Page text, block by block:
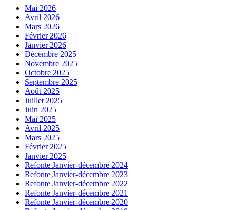
Mai 2026
Avril 2026
Mars 2026
Février 2026
Janvier 2026
Décembre 2025
Novembre 2025
Octobre 2025
Septembre 2025
Août 2025
Juillet 2025
Juin 2025
Mai 2025
Avril 2025
Mars 2025
Février 2025
Janvier 2025
Refonte Janvier-décembre 2024
Refonte Janvier-décembre 2023
Refonte Janvier-décembre 2022
Refonte Janvier-décembre 2021
Refonte Janvier-décembre 2020